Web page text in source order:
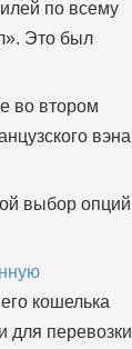
по всему
Это был
во втором
вэна
выбор
кошелька
для перевозки